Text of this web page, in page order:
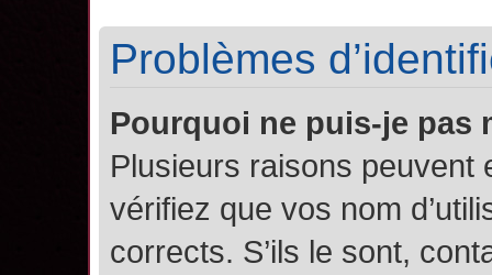
Problèmes
Pourquoi ne puis-je pas
Plusieurs raisons peuvent
vérifiez que vos nom
corrects. S’ils le sont,